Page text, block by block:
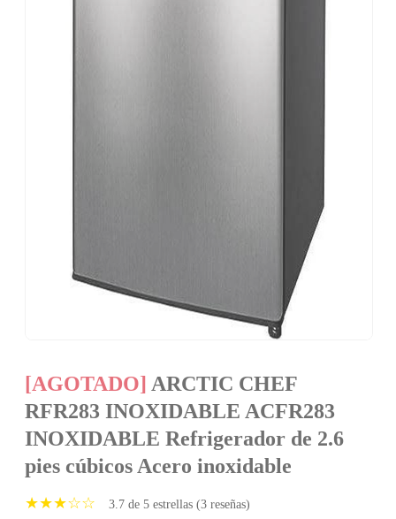
[AGOTADO] ARCTIC CHEF
RFR283 INOXIDABLE ACFR283
INOXIDABLE Refrigerador de 2.6
pies cúbicos Acero inoxidable
★★★☆☆ 3.7 de 5 estrellas (3 reseñas)